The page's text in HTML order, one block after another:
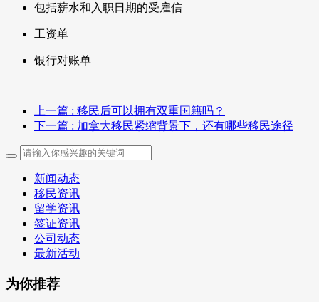
包括薪水和入职日期的受雇信
工资单
银行对账单
上一篇 : 移民后可以拥有双重国籍吗？
下一篇 : 加拿大移民紧缩背景下，还有哪些移民途径
新闻动态
移民资讯
留学资讯
签证资讯
公司动态
最新活动
为你推荐